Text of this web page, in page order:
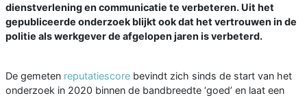
dienstverlening en communicatie te verbeteren. Uit het
gepubliceerde onderzoek blijkt ook dat het vertrouwen in de
politie als werkgever de afgelopen jaren is verbeterd.
De gemeten reputatiescore bevindt zich sinds de start van het
onderzoek in 2020 binnen de bandbreedte ‘goed’ en laat een